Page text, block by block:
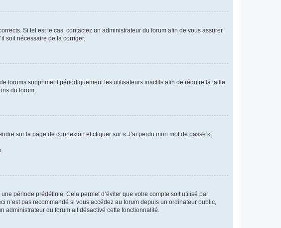
Si tel est le cas, contactez un administrateur du forum afin de vous assurer
soit nécessaire de la corriger.
forums suppriment périodiquement les utilisateurs inactifs afin de réduire la taille
du forum.
sur la page de connexion et cliquer sur « J’ai perdu mon mot de passe ».
période prédéfinie. Cela permet d’éviter que votre compte soit utilisé par
n’est pas recommandé si vous accédez au forum depuis un ordinateur public,
administrateur du forum ait désactivé cette fonctionnalité.